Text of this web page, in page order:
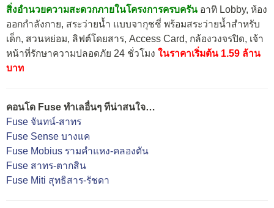
สิ่งอำนวยความสะดวกภายในโครงการครบครัน อาทิ Lobby, ห้อง
ออกกำลังกาย, สระว่ายน้ำ แบบจากุชชี่ พร้อมสระว่ายน้ำสำหรับ
เด็ก, สวนหย่อม, ลิฟต์โดยสาร, Access Card, กล้องวงจรปิด, เจ้า
หน้าที่รักษาความปลอดภัย 24 ชั่วโมง ในราคาเริ่มต้น 1.59 ล้าน
บาท
คอนโด Fuse ทำเลอื่นๆ ทีน่าสนใจ…
Fuse จันทน์-สาทร
Fuse Sense บางแค
Fuse Mobius รามคำแหง-คลองตัน
Fuse สาทร-ตากสิน
Fuse Miti สุทธิสาร-รัชดา